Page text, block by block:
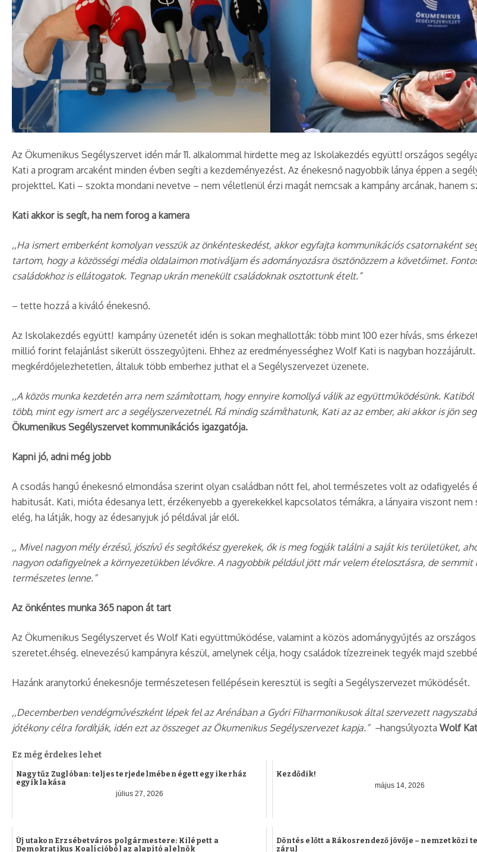
Az Ökumenikus Segélyszervet idén már 11. alkalommal hirdette meg az Iskolakezdés együtt! országos
Kati a program arcaként minden évben segíti a kezdeményezést. Az énekesnő nagyobbik lánya éppen a
projekttel. Kati – szokta mondani nevetve – nem véletlenül érzi magát nemcsak a kampány arcának, hanem
Kati akkor is segít, ha nem forog a kamera
,,Ha ismert emberként komolyan vesszük az önkénteskedést, akkor egyfajta kommunikációs csatornaként
tartom, hogy a közösségi média oldalaimon motiváljam és adományozásra ösztönözzem a követőimet.
családokhoz is ellátogatok. Tegnap ukrán menekült családoknak osztottunk ételt.”
– tette hozzá a kiváló énekesnő.
Az Iskolakezdés együtt! kampány üzenetét idén is sokan meghallották: több mint 100 ezer hívás, sms
millió forint felajánlást sikerült összegyűjteni. Ehhez az eredményességhez Wolf Kati is nagyban
megkérdőjelezhetetlen, általuk több emberhez juthat el a Segélyszervezet üzenete.
,,A közös munka kezdetén arra nem számítottam, hogy ennyire komollyá válik az együttműködésünk.
több, mint egy ismert arc a segélyszervezetnél. Rá mindig számíthatunk, Kati az az ember, aki akkor is jön
Ökumenikus Segélyszervet kommunikációs igazgatója.
Kapni jó, adni még jobb
A csodás hangú énekesnő elmondása szerint olyan családban nőtt fel, ahol természetes volt az odafigyelés
habitusát. Kati, mióta édesanya lett, érzékenyebb a gyerekekkel kapcsolatos témákra, a lányaira viszont
elég, ha látják, hogy az édesanyjuk jó példával jár elől.
,, Mivel nagyon mély érzésű, jószívű és segítőkész gyerekek, ők is meg fogják találni a saját kis területüket,
nagyon odafigyelnek a környezetükben lévőkre. A nagyobbik például jött már velem ételosztásra, de
természetes lenne.”
Az önkéntes munka 365 napon át tart
Az Ökumenikus Segélyszervet és Wolf Kati együttműködése, valamint a közös adománygyűjtés az
szeretet.éhség. elnevezésű kampányra készül, amelynek célja, hogy családok tízezreinek tegyék majd
Hazánk aranytorkú énekesnője természetesen fellépésein keresztül is segíti a Segélyszervezet működését.
,,Decemberben vendégművészként lépek fel az Arénában a Győri Filharmonikusok által szervezett
jótékony célra fordítják, idén ezt az összeget az Ökumenikus Segélyszervezet kapja.” –hangsúlyozta Wolf
Ez még érdekes lehet
Nagy tűz Zuglóban: teljes terjedelmében égett egy ikerház
egyik lakása
július 27, 2026
Kezdődik!
május 14, 2026
Új utakon Erzsébetváros polgármestere: Kilépett a
Demokratikus Koalícióból az alapító alelnök
Döntés előtt a Rákosrendező jövője – nemzetközi
zárul